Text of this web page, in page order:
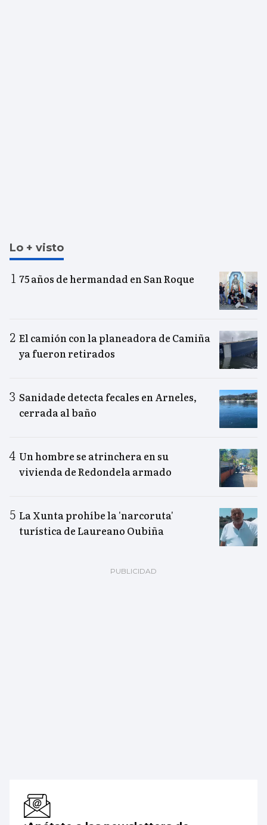
Lo + visto
75 años de hermandad en San Roque
El camión con la planeadora de Camiña
ya fueron retirados
Sanidade detecta fecales en Arneles,
cerrada al baño
Un hombre se atrinchera en su
vivienda de Redondela armado
La Xunta prohíbe la 'narcoruta'
turística de Laureano Oubiña